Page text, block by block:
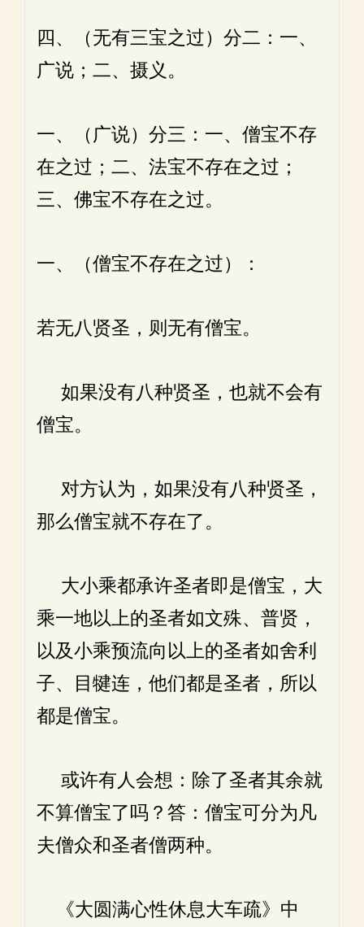
四、（无有三宝之过）分二：一、
广说；二、摄义。
一、（广说）分三：一、僧宝不存
在之过；二、法宝不存在之过；
三、佛宝不存在之过。
一、（僧宝不存在之过）：
若无八贤圣，则无有僧宝。
如果没有八种贤圣，也就不会有
僧宝。
对方认为，如果没有八种贤圣，
那么僧宝就不存在了。
大小乘都承许圣者即是僧宝，大
乘一地以上的圣者如文殊、普贤，
以及小乘预流向以上的圣者如舍利
子、目犍连，他们都是圣者，所以
都是僧宝。
或许有人会想：除了圣者其余就
不算僧宝了吗？答：僧宝可分为凡
夫僧众和圣者僧两种。
《大圆满心性休息大车疏》中